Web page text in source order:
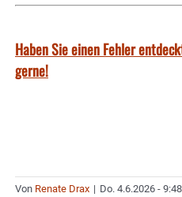
Haben Sie einen Fehler
gerne!
Von Renate Drax | Do. 4.6.2026 - 9:48